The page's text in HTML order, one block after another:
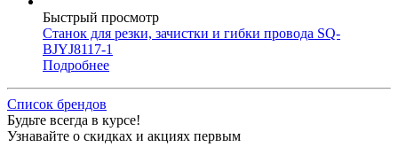
Быстрый просмотр
Станок для резки, зачистки и гибки провода SQ-
BJYJ8117-1
Подробнее
Список брендов
Будьте всегда в курсе!
Узнавайте о скидках и акциях первым